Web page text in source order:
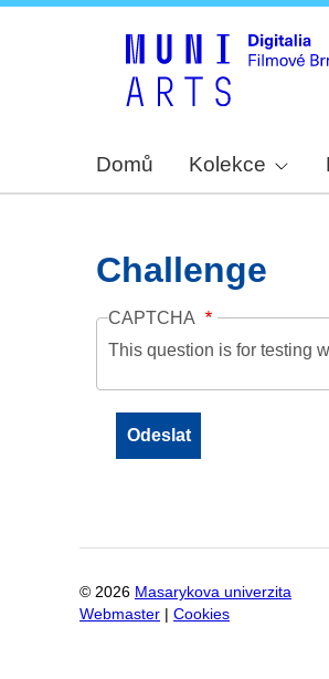
Domů Kolekce
Challenge
CAPTCHA
This question is for testing
© 2026 Masarykova univerzita
Webmaster
Cookies